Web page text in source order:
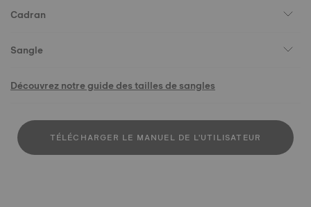
Cadran
Sangle
Découvrez notre guide des tailles de sangles
TÉLÉCHARGER LE MANUEL DE L'UTILISATEUR